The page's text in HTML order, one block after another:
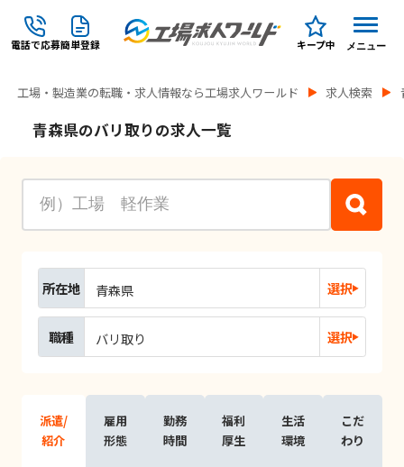
電話で応募簡単登録 キープ中 メニュー
工場・製造業の転職・求人情報なら工場求人ワールド 求人検索
青森県のバリ取りの求人一覧
所在地 青森県 選択
職種 バリ取り 選択
派遣/
紹介
雇用
形態
勤務
時間
福利
厚生
生活
環境
こだ
わり